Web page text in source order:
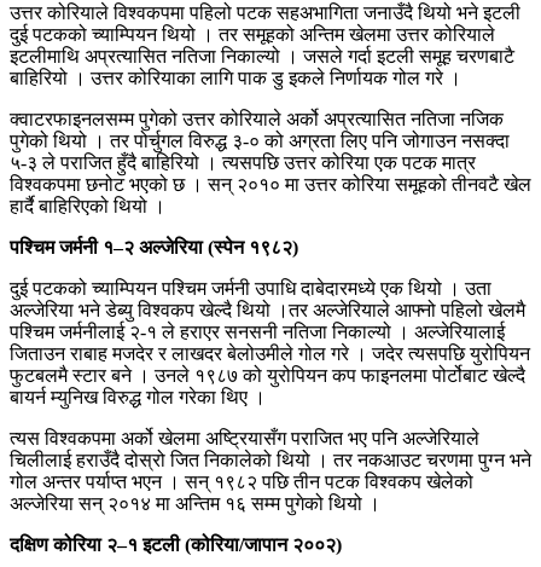
उत्तर कोरियाले विश्वकपमा पहिलो पटक सहअभागिता जनाउँदै थियो भने इटली
दुई पटकको च्याम्पियन थियो । तर समूहको अन्तिम खेलमा उत्तर कोरियाले
इटलीमाथि अप्रत्यासित नतिजा निकाल्यो । जसले गर्दा इटली समूह चरणबाटै
बाहिरियो । उत्तर कोरियाका लागि पाक डु इकले निर्णायक गोल गरे ।
क्वाटरफाइनलसम्म पुगेको उत्तर कोरियाले अर्को अप्रत्यासित नतिजा नजिक
पुगेको थियो । तर पोर्चुगल विरुद्ध ३-० को अग्रता लिए पनि जोगाउन नसक्दा
५-३ ले पराजित हुँदै बाहिरियो । त्यसपछि उत्तर कोरिया एक पटक मात्र
विश्वकपमा छनोट भएको छ । सन् २०१० मा उत्तर कोरिया समूहको तीनवटै खेल
हार्दै बाहिरिएको थियो ।
पश्चिम जर्मनी १–२ अल्जेरिया (स्पेन १९८२)
दुई पटकको च्याम्पियन पश्चिम जर्मनी उपाधि दाबेदारमध्ये एक थियो । उता
अल्जेरिया भने डेब्यु विश्वकप खेल्दै थियो ।तर अल्जेरियाले आफ्नो पहिलो खेलमै
पश्चिम जर्मनीलाई २-१ ले हराएर सनसनी नतिजा निकाल्यो । अल्जेरियालाई
जिताउन राबाह मजदेर र लाखदर बेलोउमीले गोल गरे । जदेर त्यसपछि युरोपियन
फुटबलमै स्टार बने । उनले १९८७ को युरोपियन कप फाइनलमा पोर्टोबाट खेल्दै
बायर्न म्युनिख विरुद्ध गोल गरेका थिए ।
त्यस विश्वकपमा अर्को खेलमा अष्ट्रियासँग पराजित भए पनि अल्जेरियाले
चिलीलाई हराउँदै दोस्रो जित निकालेको थियो । तर नकआउट चरणमा पुग्न भने
गोल अन्तर पर्याप्त भएन । सन् १९८२ पछि तीन पटक विश्वकप खेलेको
अल्जेरिया सन् २०१४ मा अन्तिम १६ सम्म पुगेको थियो ।
दक्षिण कोरिया २–१ इटली (कोरिया/जापान २००२)